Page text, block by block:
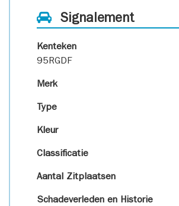
Signalement
Kenteken
95RGDF
Merk
Type
Kleur
Classificatie
Aantal Zitplaatsen
Schadeverleden en Historie